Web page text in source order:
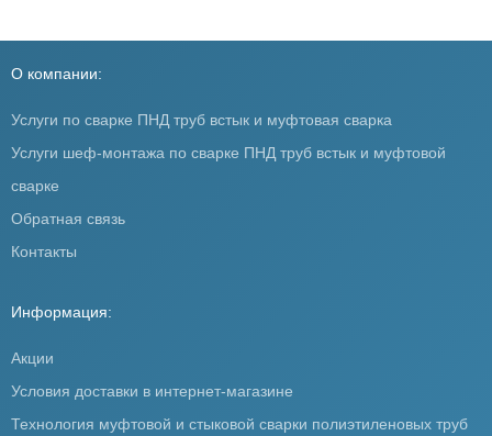
О компании:
Услуги по сварке ПНД труб встык и муфтовая сварка
Услуги шеф-монтажа по сварке ПНД труб встык и муфтовой
сварке
Обратная связь
Контакты
Информация:
Акции
Условия доставки в интернет-магазине
Технология муфтовой и стыковой сварки полиэтиленовых труб